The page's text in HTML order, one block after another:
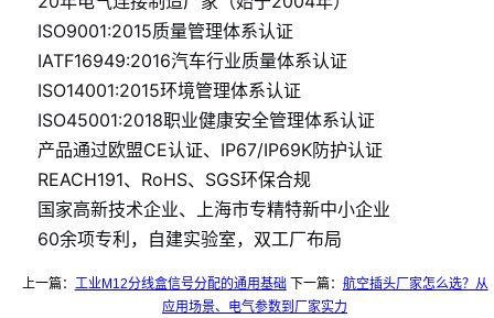
ISO9001:2015质量管理体系认证
IATF16949:2016汽车行业质量体系认证
ISO14001:2015环境管理体系认证
ISO45001:2018职业健康安全管理体系认证
产品通过欧盟CE认证、IP67/IP69K防护认证
REACH191、RoHS、SGS环保合规
国家高新技术企业、上海市专精特新中小企业
60余项专利，自建实验室，双工厂布局
上一篇： 工业M12分线盒信号分配的通用基础下一篇： 航空插头厂家怎么选？从
应用场景、电气参数到厂家实力